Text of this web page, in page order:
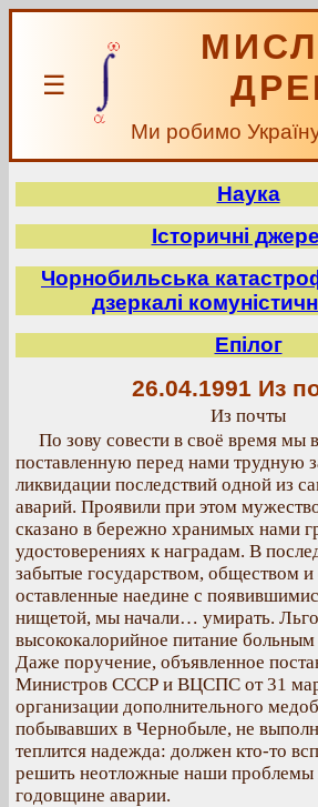
☰
Ми робимо
Наука
Історичні
Чорнобильська
дзеркалі
Епілог
26.04.1991 Из
Из почты
По зову совести в своё время мы
поставленную перед нами трудную
ликвидации последствий одной из
аварий. Проявили при этом
сказано в бережно хранимых нами
удостоверениях к наградам. В
забытые государством, обществом
оставленные наедине с
нищетой, мы начали… умирать.
высококалорийное питание
Даже поручение, объявленное
Министров СССР и ВЦСПС от 31
организации дополнительного
побывавших в Чернобыле, не
теплится надежда: должен кто-то
решить неотложные наши проблемы
годовщине аварии.